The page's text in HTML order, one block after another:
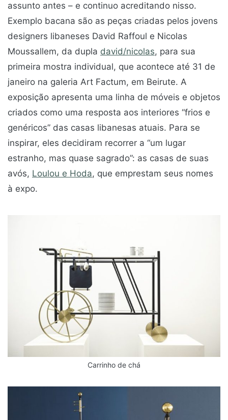
assunto antes – e continuo acreditando nisso.
Exemplo bacana são as peças criadas pelos jovens
designers libaneses David Raffoul e Nicolas
Moussallem, da dupla david/nicolas, para sua
primeira mostra individual, que acontece até 31 de
janeiro na galeria Art Factum, em Beirute. A
exposição apresenta uma linha de móveis e objetos
criados como uma resposta aos interiores “frios e
genéricos” das casas libanesas atuais. Para se
inspirar, eles decidiram recorrer a “um lugar
estranho, mas quase sagrado”: as casas de suas
avós, Loulou e Hoda, que emprestam seus nomes
à expo.
Carrinho de chá